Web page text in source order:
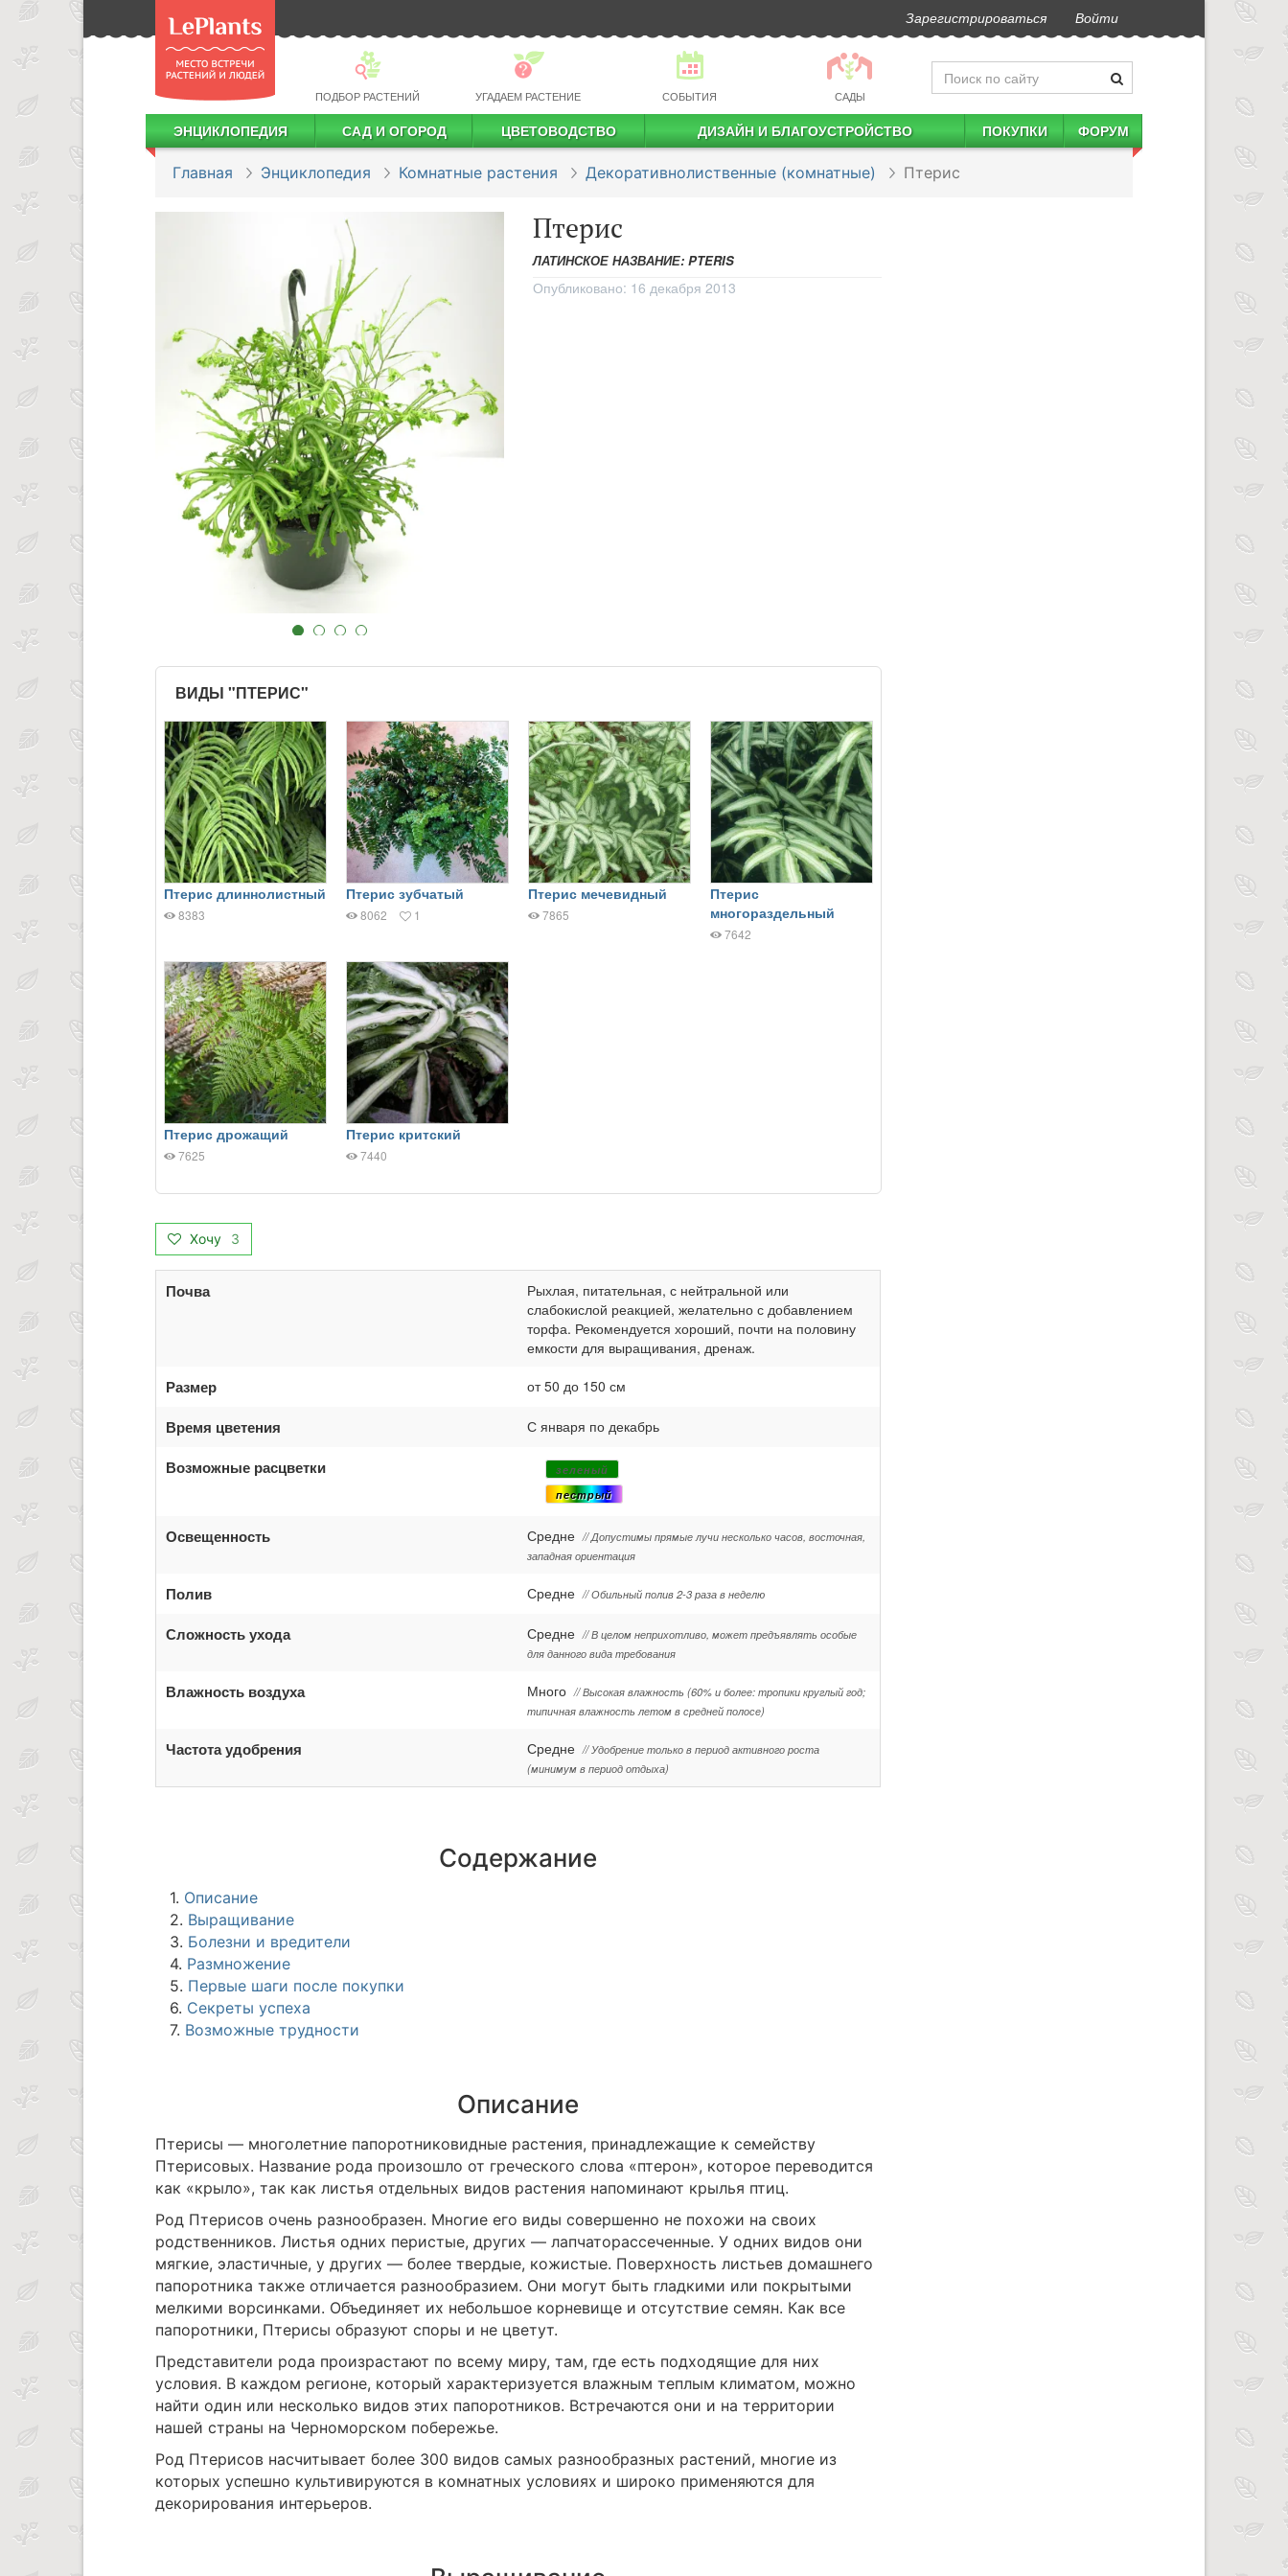
Зарегистрироваться Войти
ПОДБОР РАСТЕНИЙ УГАДАЕМ РАСТЕНИЕ СОБЫТИЯ САДЫ
ЭНЦИКЛОПЕДИЯ САД И ОГОРОД ЦВЕТОВОДСТВО ДИЗАЙН И БЛАГОУСТРОЙСТВО ПОКУПКИ ФОРУМ
Главная Энциклопедия Комнатные растения Декоративнолиственные (комнатные) Птерис
Птерис
ЛАТИНСКОЕ НАЗВАНИЕ: PTERIS
Опубликовано: 16 декабря 2013
ВИДЫ "ПТЕРИС"
Птерис длиннолистный
8383
Птерис зубчатый
8062 1
Птерис мечевидный
7865
Птерис
многораздельный
7642
Птерис дрожащий
7625
Птерис критский
7440
Хочу 3
Почва
Рыхлая, питательная, с нейтральной или
слабокислой реакцией, желательно с добавлением
торфа. Рекомендуется хороший, почти на половину
емкости для выращивания, дренаж.
Размер от 50 до 150 см
Время цветения С января по декабрь
Возможные расцветки
зеленый
пестрый
Освещенность Средне // Допустимы прямые лучи несколько часов, восточная,
западная ориентация
Полив Средне // Обильный полив 2-3 раза в неделю
Сложность ухода Средне // В целом неприхотливо, может предъявлять особые
для данного вида требования
Влажность воздуха Много // Высокая влажность (60% и более: тропики круглый год;
типичная влажность летом в средней полосе)
Частота удобрения Средне // Удобрение только в период активного роста
(минимум в период отдыха)
Содержание
1. Описание
2. Выращивание
3. Болезни и вредители
4. Размножение
5. Первые шаги после покупки
6. Секреты успеха
7. Возможные трудности
Описание
Птерисы — многолетние папоротниковидные растения, принадлежащие к семейству
Птерисовых. Название рода произошло от греческого слова «птерон», которое переводится
как «крыло», так как листья отдельных видов растения напоминают крылья птиц.
Род Птерисов очень разнообразен. Многие его виды совершенно не похожи на своих
родственников. Листья одних перистые, других — лапчаторассеченные. У одних видов они
мягкие, эластичные, у других — более твердые, кожистые. Поверхность листьев домашнего
папоротника также отличается разнообразием. Они могут быть гладкими или покрытыми
мелкими ворсинками. Объединяет их небольшое корневище и отсутствие семян. Как все
папоротники, Птерисы образуют споры и не цветут.
Представители рода произрастают по всему миру, там, где есть подходящие для них
условия. В каждом регионе, который характеризуется влажным теплым климатом, можно
найти один или несколько видов этих папоротников. Встречаются они и на территории
нашей страны на Черноморском побережье.
Род Птерисов насчитывает более 300 видов самых разнообразных растений, многие из
которых успешно культивируются в комнатных условиях и широко применяются для
декорирования интерьеров.